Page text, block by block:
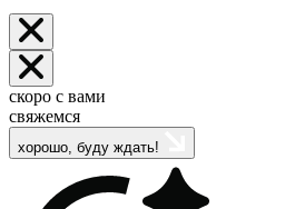
скоро с вами
свяжемся
хорошо, буду ждать!